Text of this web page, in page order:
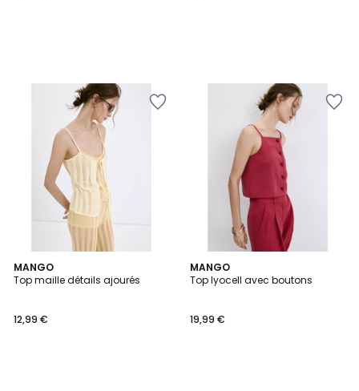
MANGO
Top maille détails ajourés
12,99 €
MANGO
Top lyocell avec boutons
19,99 €